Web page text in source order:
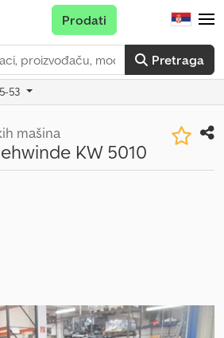
Pretraga
Prodati
53
mašina
KW 5010